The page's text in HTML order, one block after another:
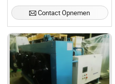
Contact Opnemen